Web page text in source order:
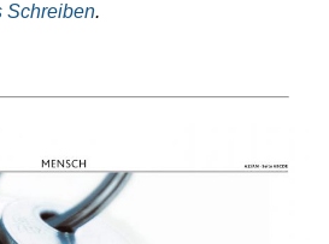
Schreiben.